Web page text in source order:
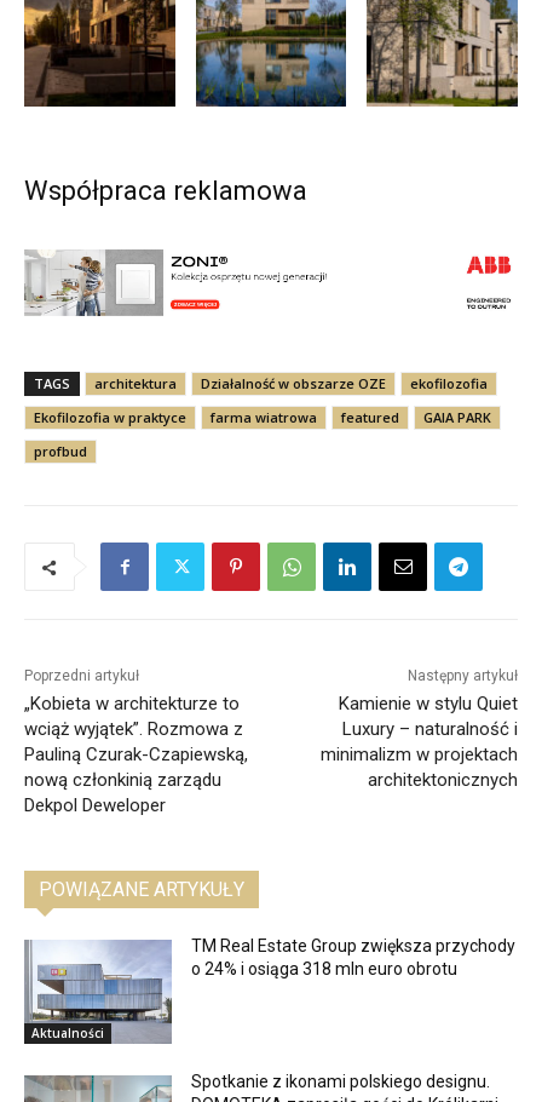
Współpraca reklamowa
TAGS architektura Działalność w obszarze OZE
ekofilozofia
Ekofilozofia w praktyce
farma wiatrowa featured
GAIA PARK
profbud
Poprzedni artykuł
„Kobieta w architekturze to
wciąż wyjątek”. Rozmowa z
Pauliną Czurak-Czapiewską,
nową członkinią zarządu
Dekpol Deweloper
Następny artykuł
Kamienie w stylu Quiet
Luxury – naturalność i
minimalizm w projektach
architektonicznych
POWIĄZANE ARTYKUŁY
Aktualności
TM Real Estate Group zwiększa przychody
o 24% i osiąga 318 mln euro obrotu
Spotkanie z ikonami polskiego designu.